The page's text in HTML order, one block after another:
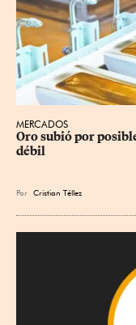
MERCADOS
Oro subió por
débil
Por Cristian Téllez